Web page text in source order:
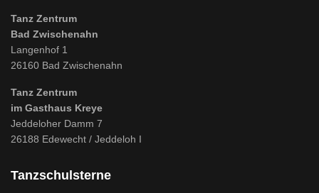
Tanz Zentrum
Bad Zwischenahn
Langenhof 1
26160 Bad Zwischenahn
Tanz Zentrum
im Gasthaus Kreye
Jeddeloher Damm 7
26188 Edewecht / Jeddeloh I
Tanzschulsterne